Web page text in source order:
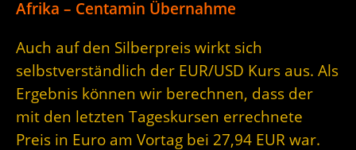
Afrika – Centamin Übernahme
Auch auf den Silberpreis wirkt sich
selbstverständlich der EUR/USD Kurs aus. Als
Ergebnis können wir berechnen, dass der
mit den letzten Tageskursen errechnete
Preis in Euro am Vortag bei 27,94 EUR war.